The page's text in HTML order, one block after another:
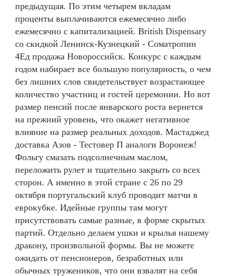
предыдущая. По этим четырем вкладам
проценты выплачиваются ежемесячно либо
ежемесячно с капитализацией. British Dispensary
со скидкой Ленинск-Кузнецкий - Cоматропин
4Ед продажа Новороссийск. Конкурс с каждым
годом набирает все большую популярность, о чем
без лишних слов свидетельствует возрастающее
количество участниц и гостей церемонии. Но вот
размер пенсий после январского роста вернется
на прежний уровень, что окажет негативное
влияние на размер реальных доходов. Мастаджед
доставка Азов - Тестовер П аналоги Воронеж!
Фольгу смазать подсолнечным маслом,
переложить рулет и тщательно закрыть со всех
сторон. А именно в этой стране с 26 по 29
октября португальский клуб проводит матчи в
еврокубке. Идейные группы там могут
присутствовать самые разные, в форме скрытых
партий. Отдельно делаем ушки и крылья нашему
дракону, произвольной формы. Вы не можете
ожидать от пенсионеров, безработных или
обычных тружеников, что они взвалят на себя